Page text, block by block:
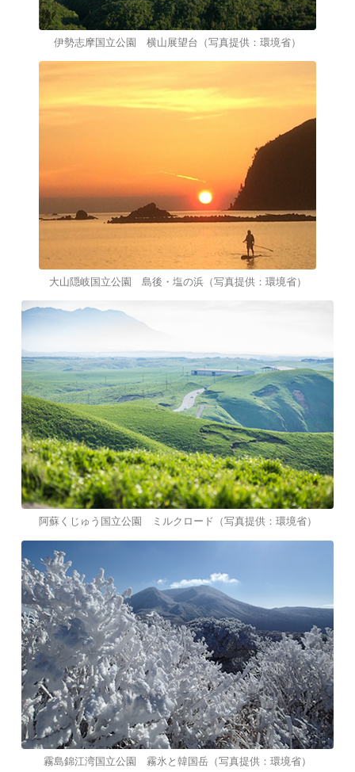
伊勢志摩国立公園 横山展望台（写真提供：環境省）
大山隠岐国立公園 島後・塩の浜（写真提供：環境省）
阿蘇くじゅう国立公園 ミルクロード（写真提供：環境省）
霧島錦江湾国立公園 霧氷と韓国岳（写真提供：環境省）